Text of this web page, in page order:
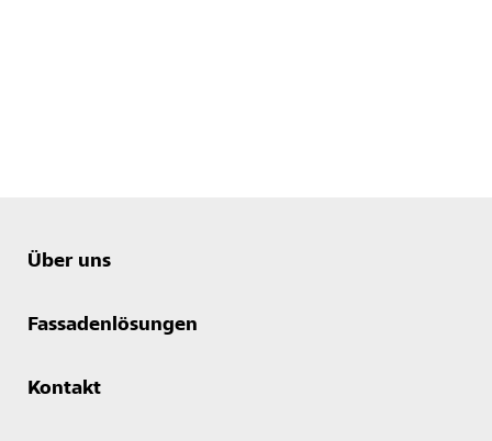
Über uns
Fassadenlösungen
Kontakt